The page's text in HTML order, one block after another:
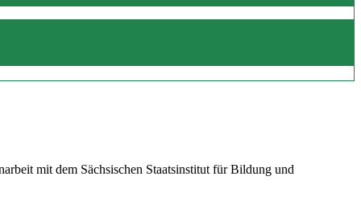
mit dem Sächsischen Staatsinstitut für Bildung und